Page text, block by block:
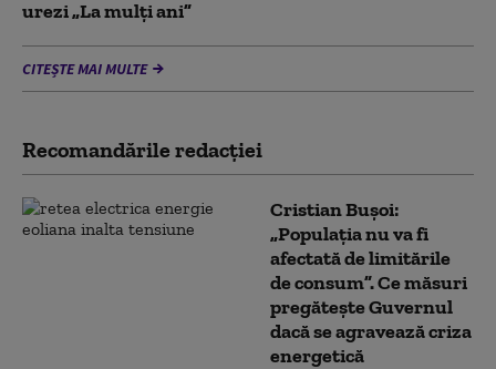
urezi „La mulți ani”
CITEȘTE MAI MULTE
Recomandările redacţiei
Cristian Bușoi:
„Populația nu va fi
afectată de limitările
de consum”. Ce măsuri
pregătește Guvernul
dacă se agravează criza
energetică